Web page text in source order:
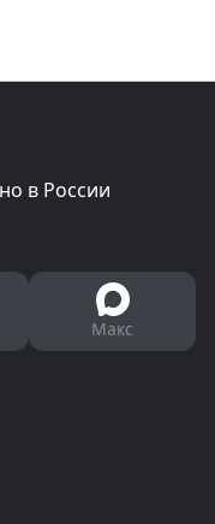
в России
Макс